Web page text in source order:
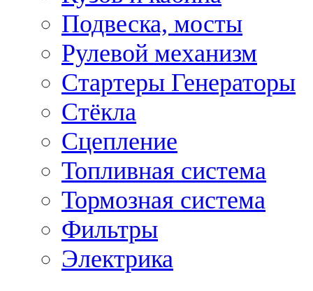
Подвеска, мосты
Рулевой механизм
Стартеры Генераторы
Стёкла
Сцепление
Топливная система
Тормозная система
Фильтры
Электрика